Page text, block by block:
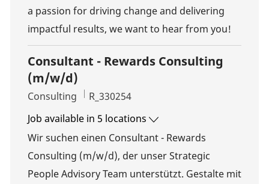
a passion for driving change and delivering
impactful results, we want to hear from you!
Consultant - Rewards Consulting
(m/w/d)
Category
Consulting Job Id
R_330254
Job available in 5 locations
Wir suchen einen Consultant - Rewards
Consulting (m/w/d), der unser Strategic
People Advisory Team unterstützt. Gestalte mit